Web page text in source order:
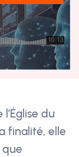
du
finalité, elle
que